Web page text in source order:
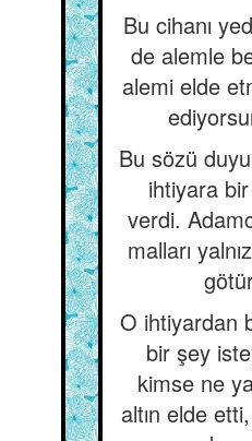
Bu cihanı
de alemle
alemi elde
Bu sözü
ihtiyara
verdi.
malları
O ihtiyardan
bir şey
kimse ne
altın elde